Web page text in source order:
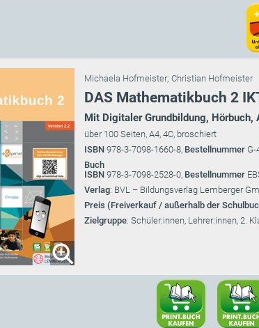
Michaela Hofmeister; Christian Hofmeister
DAS Mathematikbuch 2
Mit Digitaler Grundbildung,
über 100 Seiten, A4, 4C, broschiert
ISBN 978-3-7098-1660-8, Bestellnummer G-
Buch
ISBN 978-3-7098-2528-0, Bestellnummer
Verlag: BVL – Bildungsverlag Lemberger
Preis (Freiverkauf / außerhalb der
Zielgruppe: Schüler:innen, Lehrer:innen, 2.